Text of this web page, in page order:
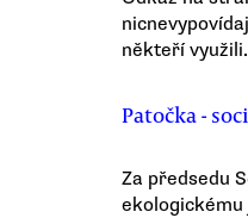
někteří využili.
Patočka -
Za předsedu